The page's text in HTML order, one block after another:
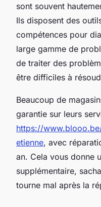
sont souvent
Ils disposent des
compétences pour
large gamme de
de traiter des
être difficiles à
Beaucoup de
garantie sur leurs
https://
etienne, avec
an. Cela vous donne
supplémentaire,
tourne mal après la